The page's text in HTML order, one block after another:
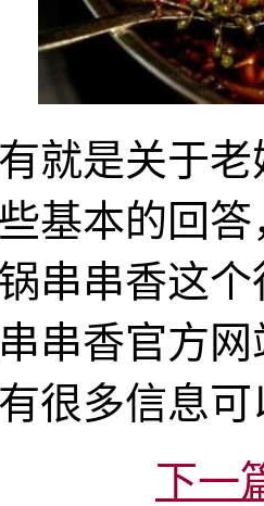
是关于老
基本的回
串串香这
串香官方网
很多信息
下一